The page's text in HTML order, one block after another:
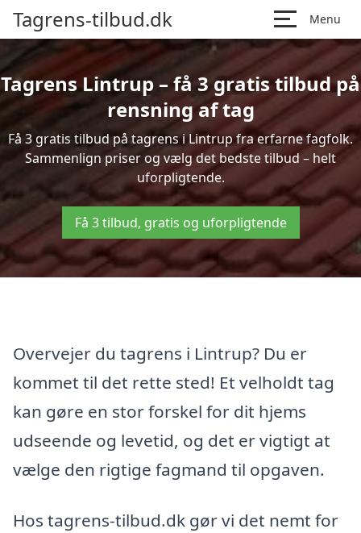
Tagrens-tilbud.dk Menu
Tagrens Lintrup – få 3 gratis tilbud på
rensning af tag
Få 3 gratis tilbud på tagrens i Lintrup fra erfarne fagfolk.
Sammenlign priser og vælg det bedste tilbud – helt
uforpligtende.
Få 3 tilbud, gratis og uforpligtende
Overvejer du tagrens i Lintrup? Du er
kommet til det rette sted! Et velholdt tag
kan gøre en stor forskel for dit hjems
udseende og levetid, og det er vigtigt at
vælge den rigtige fagmand til opgaven.
Hos tagrens-tilbud.dk gør vi det nemt for